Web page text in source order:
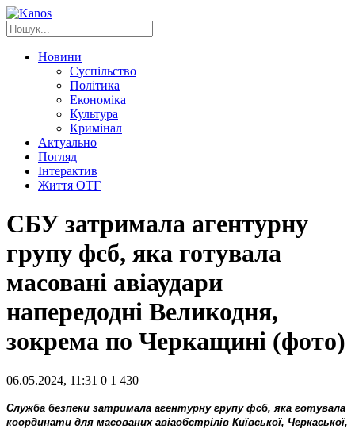
Новини
Суспільство
Політика
Економіка
Культура
Кримінал
Актуально
Погляд
Інтерактив
Життя ОТГ
СБУ затримала агентурну
групу фсб, яка готувала
масовані авіаудари
напередодні Великодня,
зокрема по Черкащині (фото)
06.05.2024, 11:31 0 1 430
Служба безпеки затримала агентурну групу фсб, яка готувала
координати для масованих авіаобстрілів Київської, Черкаської,